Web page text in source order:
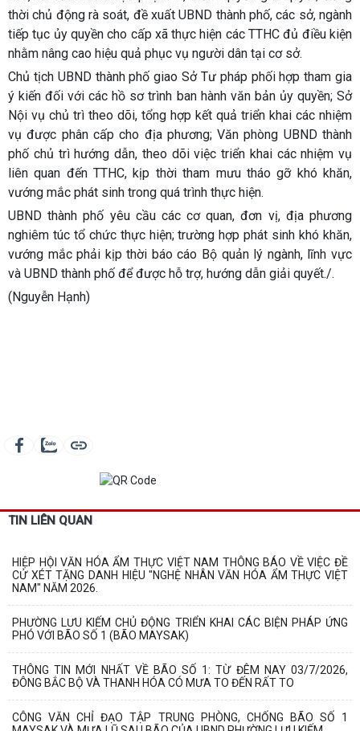
thời chủ động rà soát, đề xuất UBND thành phố, các sở, ngành
tiếp tục ủy quyền cho cấp xã thực hiện các TTHC đủ điều kiện
nhằm nâng cao hiệu quả phục vụ người dân tại cơ sở.
Chủ tịch UBND thành phố giao Sở Tư pháp phối hợp tham gia
ý kiến đối với các hồ sơ trình ban hành văn bản ủy quyền; Sở
Nội vụ chủ trì theo dõi, tổng hợp kết quả triển khai các nhiệm
vụ được phân cấp cho địa phương; Văn phòng UBND thành
phố chủ trì hướng dẫn, theo dõi việc triển khai các nhiệm vụ
liên quan đến TTHC, kịp thời tham mưu tháo gỡ khó khăn,
vướng mắc phát sinh trong quá trình thực hiện.
UBND thành phố yêu cầu các cơ quan, đơn vị, địa phương
nghiêm túc tổ chức thực hiện; trường hợp phát sinh khó khăn,
vướng mắc phải kịp thời báo cáo Bộ quản lý ngành, lĩnh vực
và UBND thành phố để được hỗ trợ, hướng dẫn giải quyết./.
(Nguyễn Hạnh)
TIN LIÊN QUAN
HIỆP HỘI VĂN HÓA ẨM THỰC VIỆT NAM THÔNG BÁO VỀ VIỆC ĐỀ
CỬ XÉT TẶNG DANH HIỆU "NGHỆ NHÂN VĂN HÓA ẨM THỰC VIỆT
NAM" NĂM 2026.
PHƯỜNG LƯU KIẾM CHỦ ĐỘNG TRIỂN KHAI CÁC BIỆN PHÁP ỨNG
PHÓ VỚI BÃO SỐ 1 (BÃO MAYSAK)
THÔNG TIN MỚI NHẤT VỀ BÃO SỐ 1: TỪ ĐÊM NAY 03/7/2026,
ĐÔNG BẮC BỘ VÀ THANH HÓA CÓ MƯA TO ĐẾN RẤT TO
CÔNG VĂN CHỈ ĐẠO TẬP TRUNG PHÒNG, CHỐNG BÃO SỐ 1